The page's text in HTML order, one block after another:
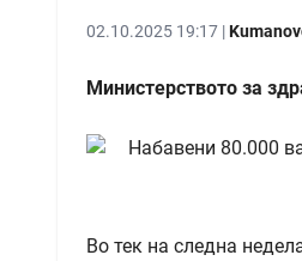
02.10.2025 19:17 |
Министерството за
Во тек на следна